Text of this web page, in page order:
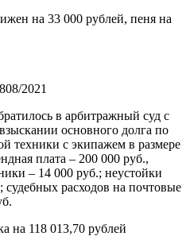
на 33 000 рублей, пеня на
2021
в арбитражный суд с
основного долга по
техники с экипажем в размере
плата – 200 000 руб.,
– 14 000 руб.; неустойки
судебных расходов на почтовые
на 118 013,70 рублей